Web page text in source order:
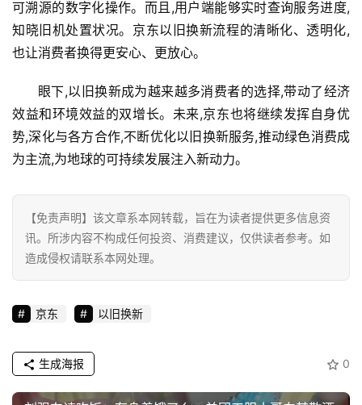
可溯源的数字化操作。而且,用户端能够实时查询服务进度,
知晓旧机处置状况。京东以旧换新流程的清晰化、透明化,
也让消费者换得更安心、更放心。
眼下,以旧换新成为越来越多消费者的选择,带动了经济
效益和环境效益的双增长。未来,京东也将继续发挥自身优
势,深化与各方合作,不断优化以旧换新服务,推动绿色消费成
为主流,为地球的可持续发展注入新动力。
【免责声明】该文章系本网转载，旨在为读者提供更多信息资
讯。所涉内容不构成任何投资、消费建议，仅供读者参考。如
造成侵权请联系本网处理。
京东 以旧换新
0
生成海报